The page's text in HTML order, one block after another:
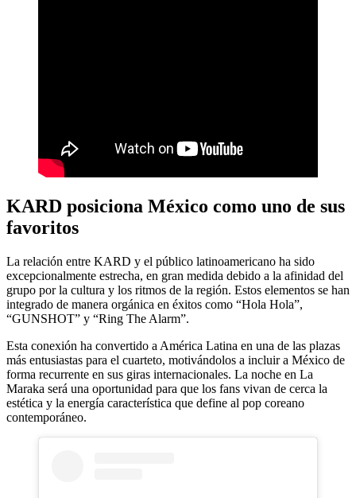
KARD posiciona México como uno de sus
favoritos
La relación entre KARD y el público latinoamericano ha sido
excepcionalmente estrecha, en gran medida debido a la afinidad del
grupo por la cultura y los ritmos de la región. Estos elementos se han
integrado de manera orgánica en éxitos como “Hola Hola”,
“GUNSHOT” y “Ring The Alarm”.
Esta conexión ha convertido a América Latina en una de las plazas
más entusiastas para el cuarteto, motivándolos a incluir a México de
forma recurrente en sus giras internacionales. La noche en La
Maraka será una oportunidad para que los fans vivan de cerca la
estética y la energía característica que define al pop coreano
contemporáneo.